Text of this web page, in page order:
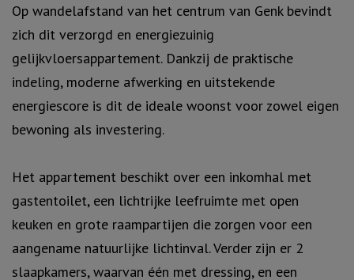
Op wandelafstand van het centrum van Genk bevindt
zich dit verzorgd en energiezuinig
gelijkvloersappartement. Dankzij de praktische
indeling, moderne afwerking en uitstekende
energiescore is dit de ideale woonst voor zowel eigen
bewoning als investering.
Het appartement beschikt over een inkomhal met
gastentoilet, een lichtrijke leefruimte met open
keuken en grote raampartijen die zorgen voor een
aangename natuurlijke lichtinval. Verder zijn er 2
slaapkamers, waarvan één met dressing, en een